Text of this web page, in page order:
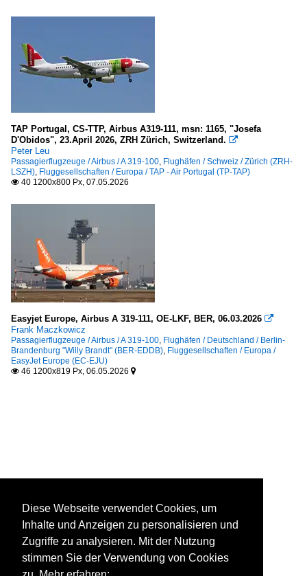
TAP Portugal, CS-TTP, Airbus A319-111, msn: 1165, "Josefa
D'Obidos", 23.April 2026, ZRH Zürich, Switzerland. 
Peter Leu
Passagierflugzeuge / Airbus / A 319-100, Flughäfen / Schweiz / Zürich (ZRH-
LSZH), Fluggesellschaften / Europa / TAP - Air Portugal (TP-TAP)
 40 1200x800 Px, 07.05.2026
Easyjet Europe, Airbus A 319-111, OE-LKF, BER, 06.03.2026 
Frank Maczkowicz
Passagierflugzeuge / Airbus / A 319-100, Flughäfen / Deutschland / Berlin-
Brandenburg "Willy Brandt" (BER-EDDB), Fluggesellschaften / Europa /
EasyJet Europe (EC-EJU)
 46 1200x819 Px, 06.05.2026 
Diese Webseite verwendet Cookies, um
Inhalte und Anzeigen zu personalisieren und
Zugriffe zu analysieren. Mit der Nutzung
stimmen Sie der Verwendung von Cookies